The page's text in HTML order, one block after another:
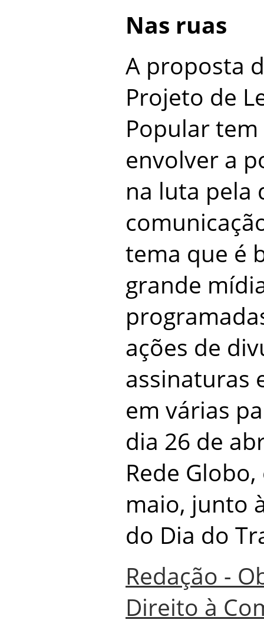
Nas ruas
A proposta
Projeto de
Popular
envolver a
na luta pela
tema que é
grande
ações de
assinaturas
em várias
dia 26 de
Rede
maio, junto
do Dia do
Redação -
Direito à